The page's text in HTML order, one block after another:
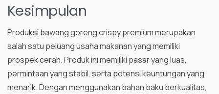
Kesimpulan
Produksi bawang goreng crispy premium merupakan
salah satu peluang usaha makanan yang memiliki
prospek cerah. Produk ini memiliki pasar yang luas,
permintaan yang stabil, serta potensi keuntungan yang
menarik. Dengan menggunakan bahan baku berkualitas,